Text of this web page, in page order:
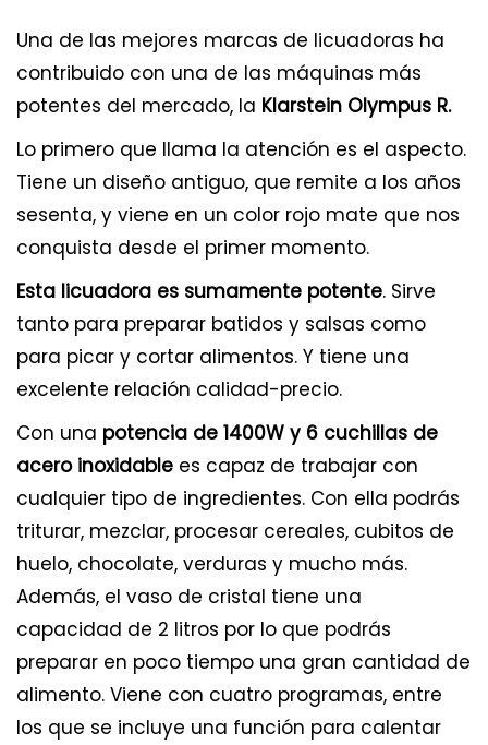
Una de las mejores marcas de licuadoras ha
contribuido con una de las máquinas más
potentes del mercado, la Klarstein Olympus R.
Lo primero que llama la atención es el aspecto.
Tiene un diseño antiguo, que remite a los años
sesenta, y viene en un color rojo mate que nos
conquista desde el primer momento.
Esta licuadora es sumamente potente. Sirve
tanto para preparar batidos y salsas como
para picar y cortar alimentos. Y tiene una
excelente relación calidad-precio.
Con una potencia de 1400W y 6 cuchillas de
acero inoxidable es capaz de trabajar con
cualquier tipo de ingredientes. Con ella podrás
triturar, mezclar, procesar cereales, cubitos de
huelo, chocolate, verduras y mucho más.
Además, el vaso de cristal tiene una
capacidad de 2 litros por lo que podrás
preparar en poco tiempo una gran cantidad de
alimento. Viene con cuatro programas, entre
los que se incluye una función para calentar